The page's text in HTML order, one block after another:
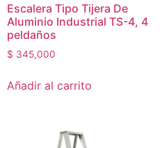
Escalera Tipo Tijera De
Aluminio Industrial TS-4, 4
peldaños
$ 345,000
Añadir al carrito